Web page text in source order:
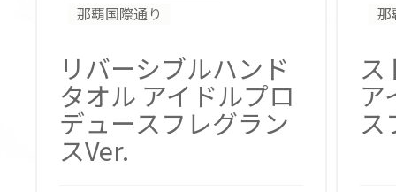
那覇国際通り
リバーシブルハンド
タオル アイドルプロ
デュースフレグラン
スVer.
那
ス
ア
ス